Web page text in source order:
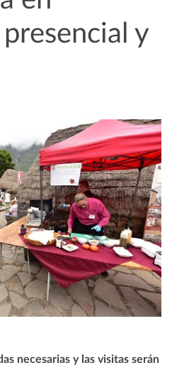
y
necesarias y las visitas serán